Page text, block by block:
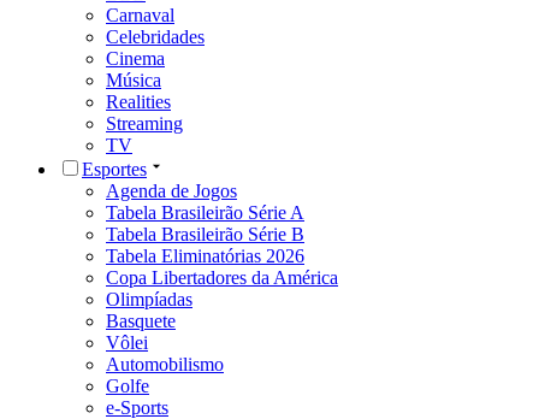
Carnaval
Celebridades
Cinema
Música
Realities
Streaming
TV
Esportes
Agenda de Jogos
Tabela Brasileirão Série A
Tabela Brasileirão Série B
Tabela Eliminatórias 2026
Copa Libertadores da América
Olimpíadas
Basquete
Vôlei
Automobilismo
Golfe
e-Sports